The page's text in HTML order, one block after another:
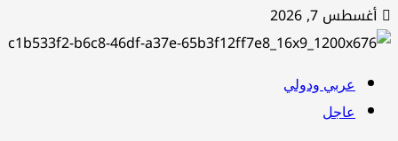
أغسطس 7, 2026
عربي ودولي
عاجل